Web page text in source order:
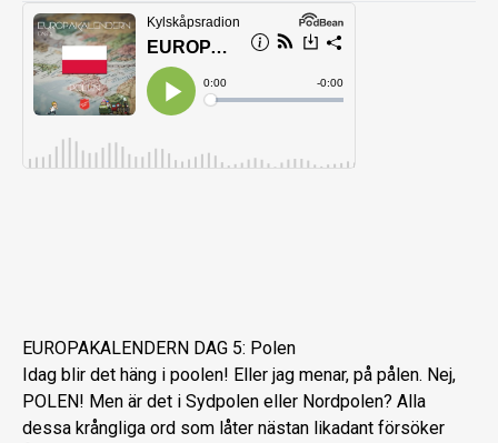
EUROPAKALENDERN DAG 5: Polen
Idag blir det häng i poolen! Eller jag menar, på pålen. Nej,
POLEN! Men är det i Sydpolen eller Nordpolen? Alla
dessa krångliga ord som låter nästan likadant försöker